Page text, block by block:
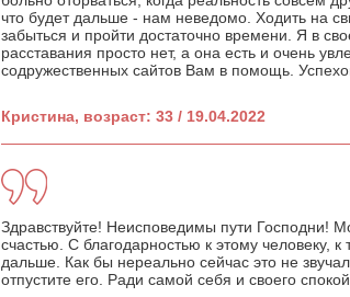
что будет дальше - нам неведомо. Ходить на
забыться и пройти достаточно времени. Я в
расставания просто нет, а она есть и очень
содружественных сайтов Вам в помощь.
Кристина, возраст: 33 / 19.04.2022
Здравствуйте! Неисповедимы пути Господни!
счастью. С благодарностью к этому человеку,
дальше. Как бы нереально сейчас это не
отпустите его. Ради самой себя и своего